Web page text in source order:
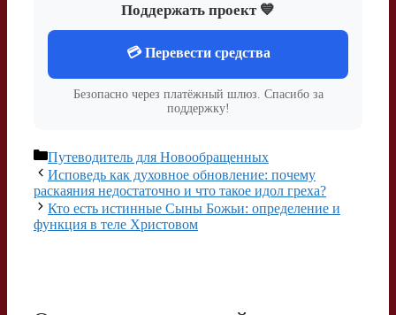
Поддержать проект 💙
💳 Перевести средства
Безопасно через платёжный шлюз. Спасибо за
поддержку!
Рубрики
Путеводитель для Новообращенных
Исповедь как духовное обновление: почему
раскаяния недостаточно и что такое идол греха?
Кто есть истинные Сыны Божьи: определение и
функция в теле Христовом